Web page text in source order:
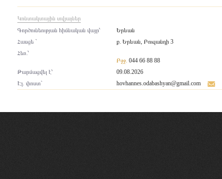
Կոնտակտային տվյալներ
Գործունեության հիմնական վայր՝
Երևան
Հասցե `
ք. Երևան, Բուզանդի 3
Հեռ.՝
Բջջ. 044 66 88 88
Թարմացվել է՝
09.08.2026
Էլ. փոստ`
hovhannes.odabashyan@gmail.com